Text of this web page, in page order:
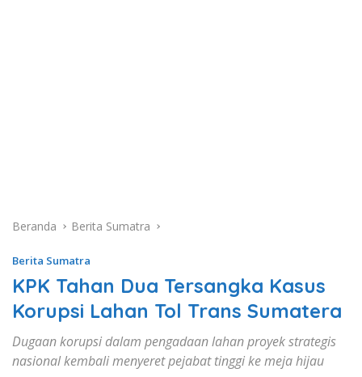
Beranda Berita Sumatra
Berita Sumatra
KPK Tahan Dua Tersangka Kasus
Korupsi Lahan Tol Trans Sumatera
Dugaan korupsi dalam pengadaan lahan proyek strategis
nasional kembali menyeret pejabat tinggi ke meja hijau